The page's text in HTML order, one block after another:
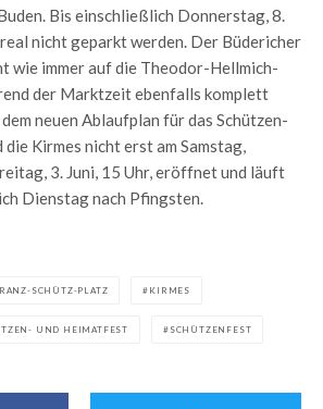
Bis einschließlich Donnerstag, 8.
nicht geparkt werden. Der Büdericher
wie immer auf die Theodor-Hellmich-
der Marktzeit ebenfalls komplett
neuen Ablaufplan für das Schützen-
Kirmes nicht erst am Samstag,
3. Juni, 15 Uhr, eröffnet und läuft
Dienstag nach Pfingsten.
SCHÜTZ-PLATZ KIRMES
UND HEIMATFEST SCHÜTZENFEST